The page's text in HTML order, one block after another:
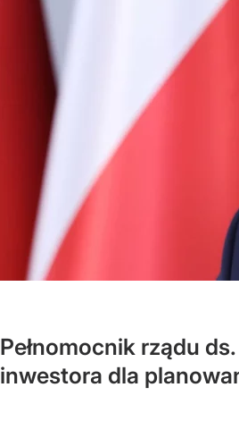
Pełnomocnik rządu
inwestora dla